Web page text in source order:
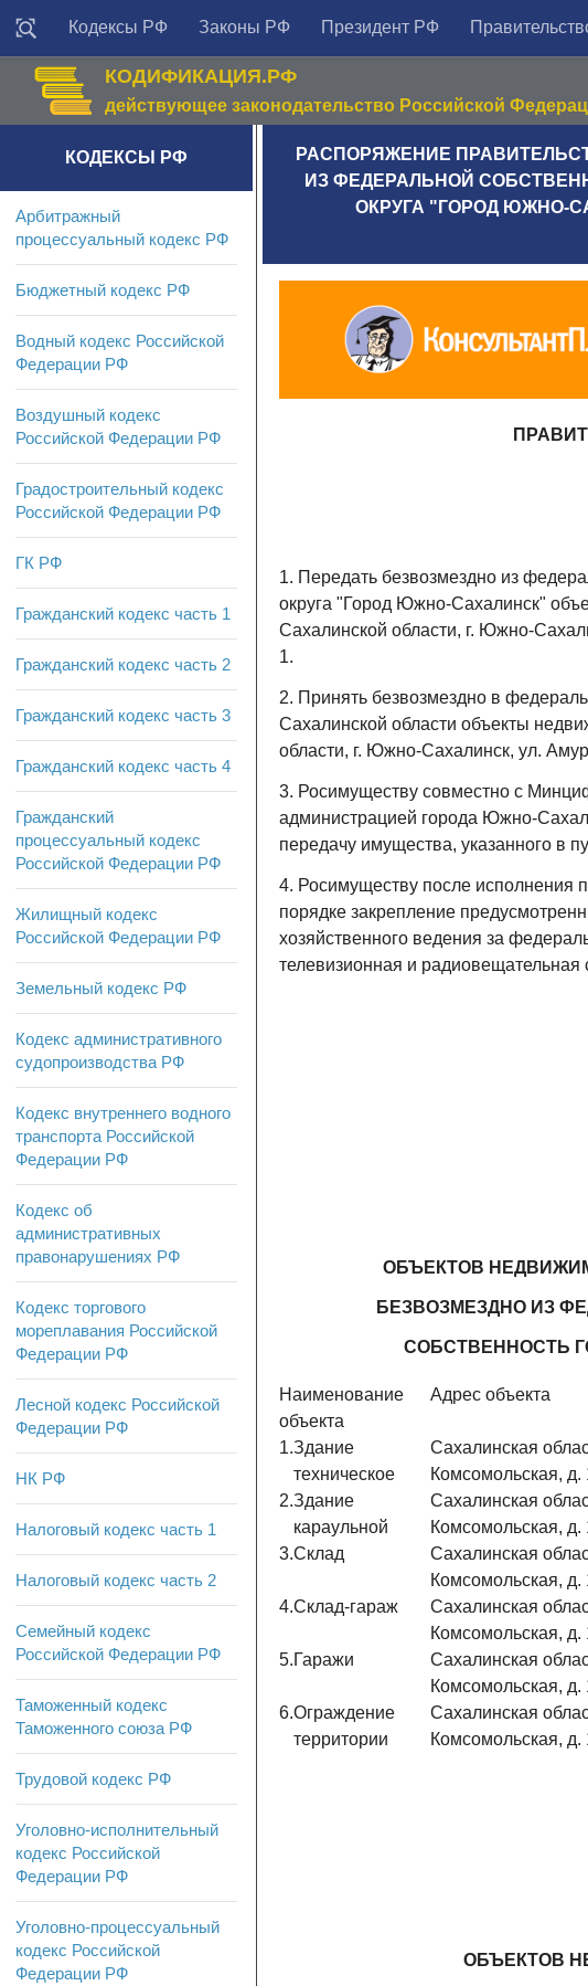
Кодексы РФ Законы РФ Президент РФ
КОДИФИКАЦИЯ.РФ
действующее законодательство Российской
РАСПОРЯЖЕНИЕ
ИЗ ФЕДЕРАЛЬНОЙ
ОКРУГА "ГОРОД ЮЖНО-
1. Передать безвозмездно из
округа "Город Южно-Сахалинск"
Сахалинской области, г. Южно-
1.
2. Принять безвозмездно в
Сахалинской области объекты
области, г. Южно-Сахалинск, ул.
3. Росимуществу совместно с
администрацией города Южно-
передачу имущества, указанного в
4. Росимуществу после исполнения
порядке закрепление
хозяйственного ведения за
телевизионная и радиовещательная
ОБЪЕКТОВ
БЕЗВОЗМЕЗДНО ИЗ
СОБСТВЕННОСТЬ
Наименование
объекта
Адрес объекта
1.Здание
техническое
Сахалинская
Комсомольская, д.
2.Здание
караульной
Сахалинская
Комсомольская, д.
3.Склад
Сахалинская
Комсомольская, д.
4.Склад-гараж
Сахалинская
Комсомольская, д.
5.Гаражи
Сахалинская
Комсомольская, д.
6.Ограждение
территории
Сахалинская
Комсомольская, д.
ОБЪЕКТОВ
КОДЕКСЫ РФ
Арбитражный
процессуальный кодекс РФ
Бюджетный кодекс РФ
Водный кодекс Российской
Федерации РФ
Воздушный кодекс
Российской Федерации РФ
Градостроительный кодекс
Российской Федерации РФ
ГК РФ
Гражданский кодекс часть 1
Гражданский кодекс часть 2
Гражданский кодекс часть 3
Гражданский кодекс часть 4
Гражданский
процессуальный кодекс
Российской Федерации РФ
Жилищный кодекс
Российской Федерации РФ
Земельный кодекс РФ
Кодекс административного
судопроизводства РФ
Кодекс внутреннего водного
транспорта Российской
Федерации РФ
Кодекс об
административных
правонарушениях РФ
Кодекс торгового
мореплавания Российской
Федерации РФ
Лесной кодекс Российской
Федерации РФ
НК РФ
Налоговый кодекс часть 1
Налоговый кодекс часть 2
Семейный кодекс
Российской Федерации РФ
Таможенный кодекс
Таможенного союза РФ
Трудовой кодекс РФ
Уголовно-исполнительный
кодекс Российской
Федерации РФ
Уголовно-процессуальный
кодекс Российской
Федерации РФ